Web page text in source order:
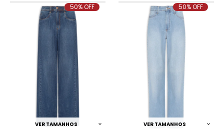
VER TAMANHOS
50% OFF
VER TAMANHOS
50% OFF